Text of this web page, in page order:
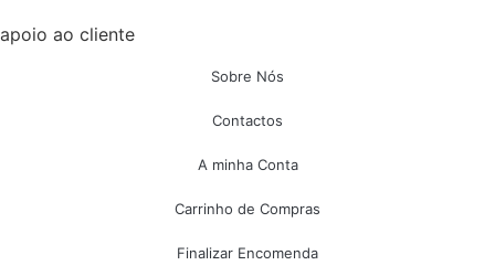
apoio ao cliente
Sobre Nós
Contactos
A minha Conta
Carrinho de Compras
Finalizar Encomenda